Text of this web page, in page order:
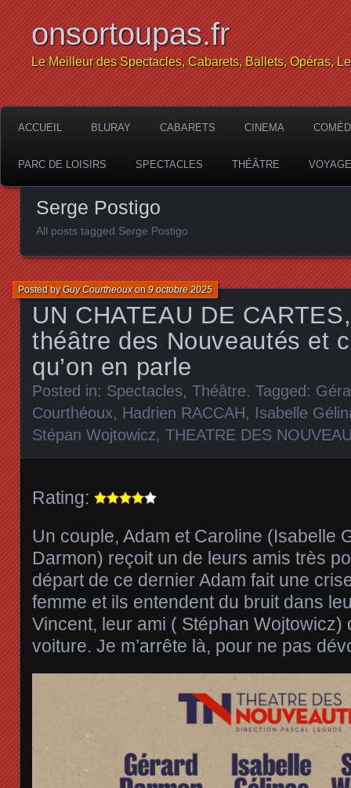
onsortoupas.fr
Le Meilleur des Spectacles, Cabarets, Ballets, Opéras,
ACCUEIL BLURAY CABARETS CINEMA
PARC DE LOISIRS SPECTACLES THÉÂTRE
Serge Postigo
All posts tagged Serge Postigo
UN CHATEAU DE
théâtre des Nouveautés et
qu’on en parle
Posted byGuy Courtheouxon9 octobre 2025
Posted in: Spectacles, Théâtre. Tagged:
Courthéoux, Hadrien RACCAH, Isabelle
Stépan Wojtowicz, THEATRE DES
Rating:
Un couple, Adam et Caroline (Isabelle
Darmon) reçoit un de leurs amis très
départ de ce dernier Adam fait une
femme et ils entendent du bruit dans
Vincent, leur ami ( Stéphan Wojtowicz)
voiture. Je m’arrête là, pour ne pas